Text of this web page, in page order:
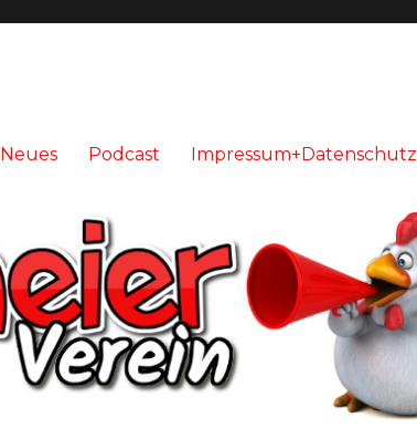
Neues Podcast Impressum+Datenschutz